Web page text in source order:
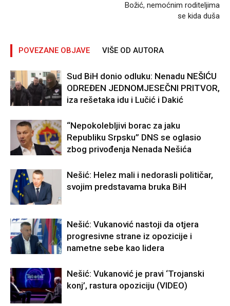
Božić, nemoćnim roditeljima
se kida duša
POVEZANE OBJAVE VIŠE OD AUTORA
Sud BiH donio odluku: Nenadu NEŠIĆU
ODREĐEN JEDNOMJESEČNI PRITVOR,
iza rešetaka idu i Lučić i Dakić
“Nepokolebljivi borac za jaku
Republiku Srpsku” DNS se oglasio
zbog privođenja Nenada Nešića
Nešić: Helez mali i nedorasli političar,
svojim predstavama bruka BiH
Nešić: Vukanović nastoji da otjera
progresivne strane iz opozicije i
nametne sebe kao lidera
Nešić: Vukanović je pravi ‘Trojanski
konj’, rastura opoziciju (VIDEO)